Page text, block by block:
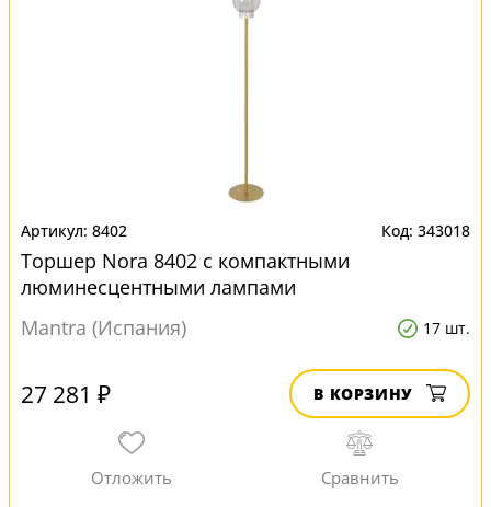
8402 343018
Торшер Nora 8402 с компактными
люминесцентными лампами
Mantra (Испания)
17 шт.
27 281 ₽ В КОРЗИНУ